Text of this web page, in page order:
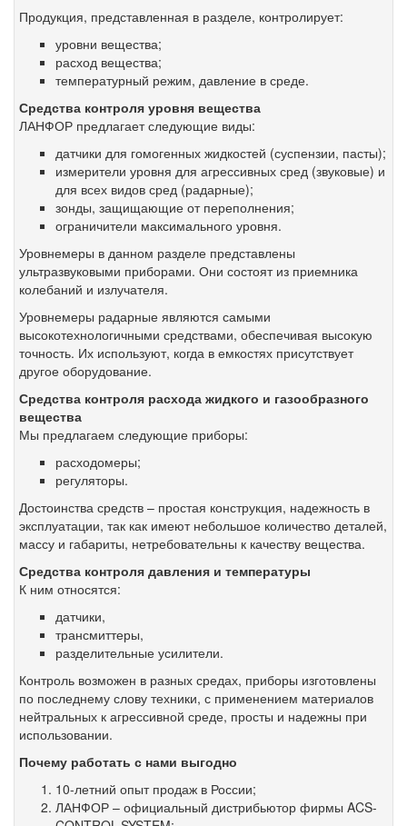
Продукция, представленная в разделе, контролирует:
уровни вещества;
расход вещества;
температурный режим, давление в среде.
Средства контроля уровня вещества
ЛАНФОР предлагает следующие виды:
датчики для гомогенных жидкостей (суспензии, пасты);
измерители уровня для агрессивных сред (звуковые) и
для всех видов сред (радарные);
зонды, защищающие от переполнения;
ограничители максимального уровня.
Уровнемеры в данном разделе представлены
ультразвуковыми приборами. Они состоят из приемника
колебаний и излучателя.
Уровнемеры радарные являются самыми
высокотехнологичными средствами, обеспечивая высокую
точность. Их используют, когда в емкостях присутствует
другое оборудование.
Средства контроля расхода жидкого и газообразного
вещества
Мы предлагаем следующие приборы:
расходомеры;
регуляторы.
Достоинства средств – простая конструкция, надежность в
эксплуатации, так как имеют небольшое количество деталей,
массу и габариты, нетребовательны к качеству вещества.
Средства контроля давления и температуры
К ним относятся:
датчики,
трансмиттеры,
разделительные усилители.
Контроль возможен в разных средах, приборы изготовлены
по последнему слову техники, с применением материалов
нейтральных к агрессивной среде, просты и надежны при
использовании.
Почему работать с нами выгодно
10-летний опыт продаж в России;
ЛАНФОР – официальный дистрибьютор фирмы ACS-